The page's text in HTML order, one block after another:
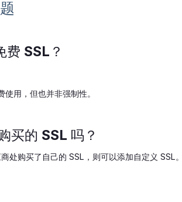
费 SSL？
用，但也并非强制性。
买的 SSL 吗？
处购买了自己的 SSL，则可以添加自定义 SSL。